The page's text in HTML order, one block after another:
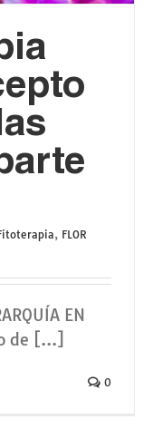
, FLOR
EN
de [...]
0